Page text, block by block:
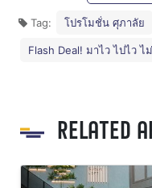
Tag: โปรโมชั่น ศุภาลัย
Flash Deal! มาไว ไปไว ไ
RELATED